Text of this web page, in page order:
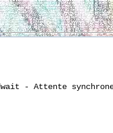
- Attente